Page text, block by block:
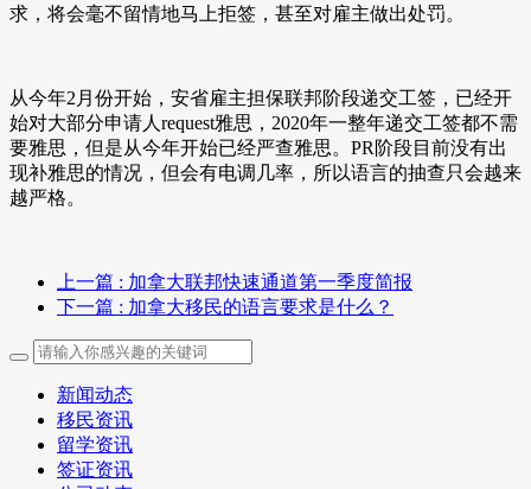
求，将会毫不留情地马上拒签，甚至对雇主做出处罚。
从今年2月份开始，安省雇主担保联邦阶段递交工签，已经开
始对大部分申请人request雅思，2020年一整年递交工签都不需
要雅思，但是从今年开始已经严查雅思。PR阶段目前没有出
现补雅思的情况，但会有电调几率，所以语言的抽查只会越来
越严格。
上一篇 : 加拿大联邦快速通道第一季度简报
下一篇 : 加拿大移民的语言要求是什么？
新闻动态
移民资讯
留学资讯
签证资讯